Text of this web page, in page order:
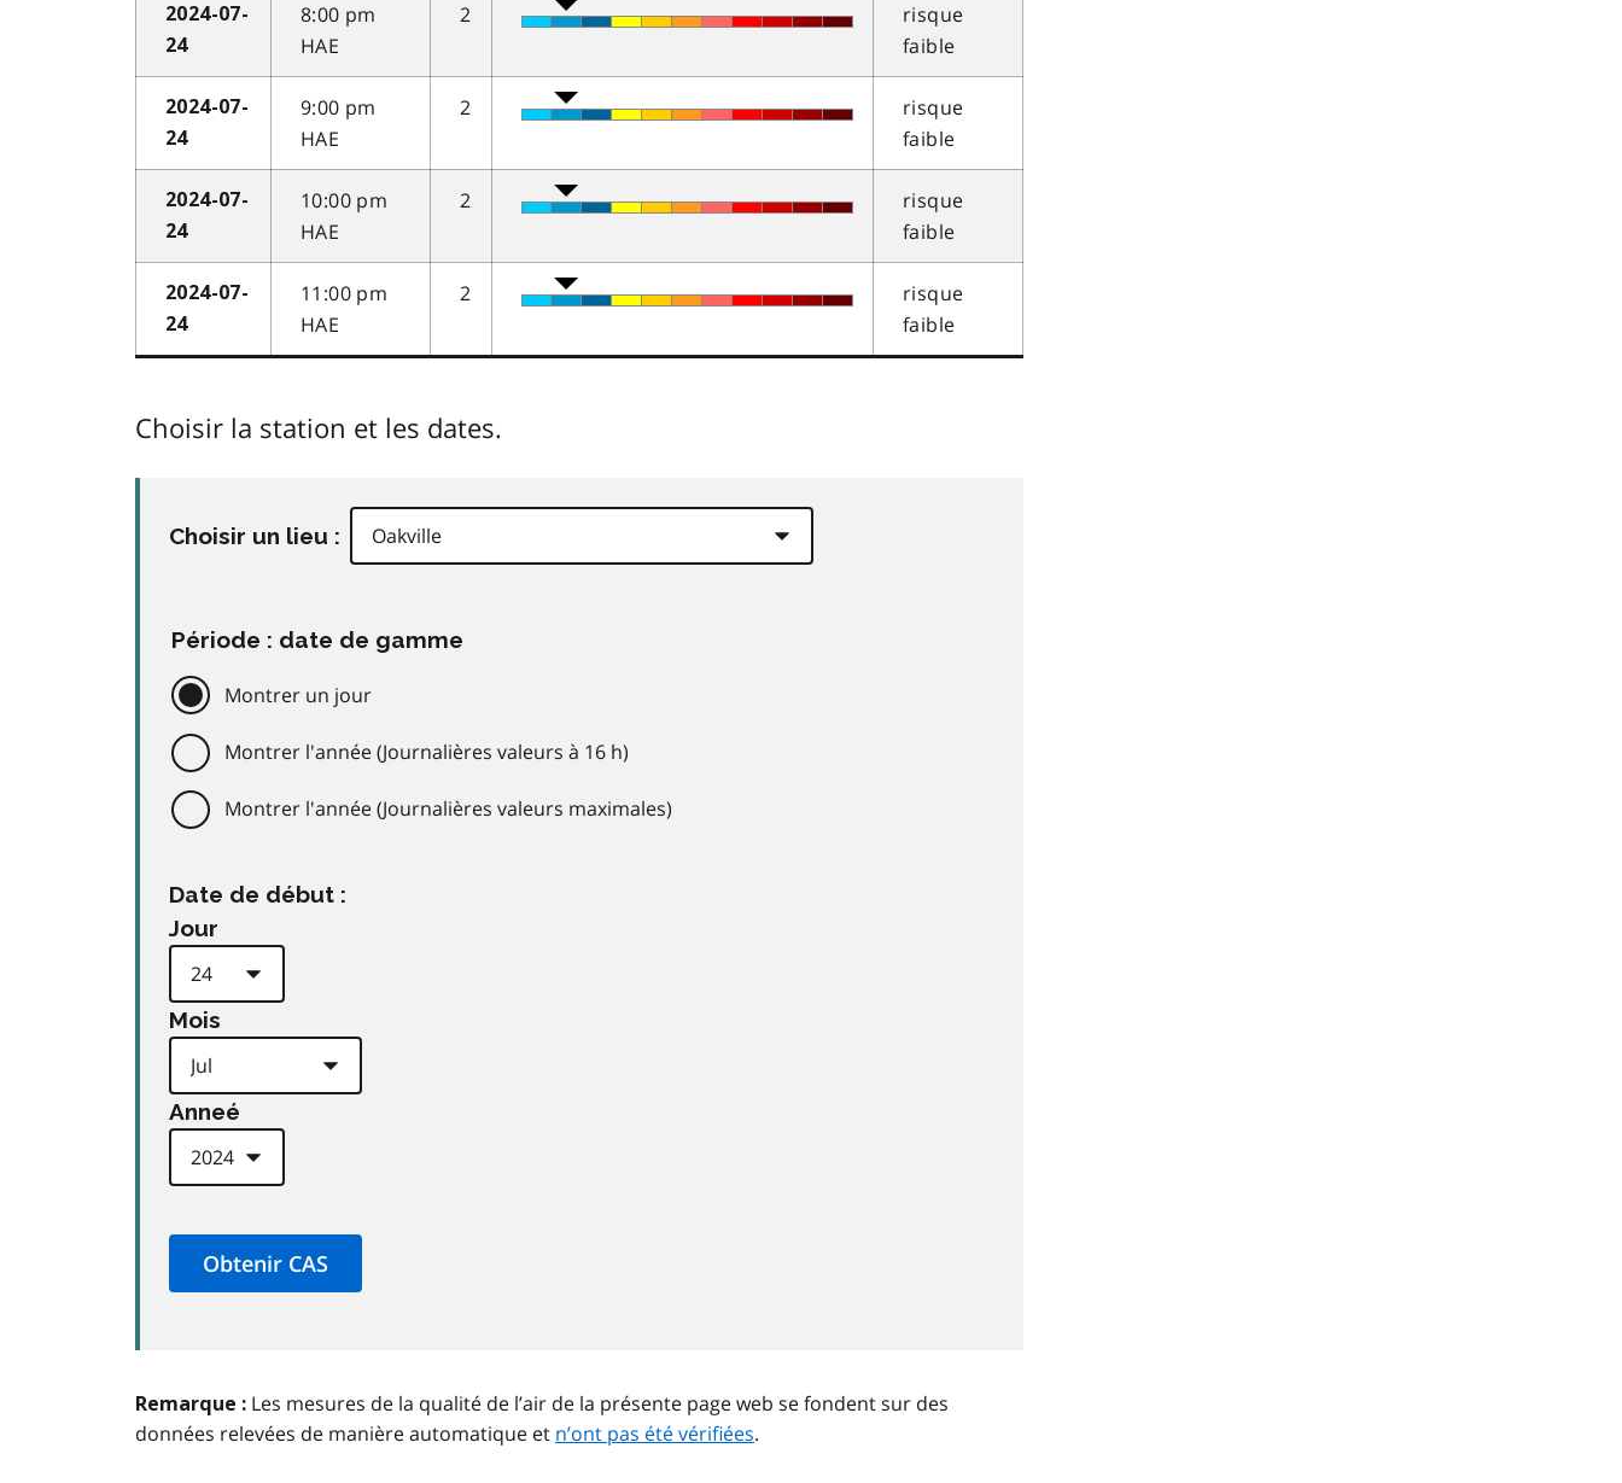
2024-07-
24
8:00 pm
HAE
2
risque
faible
2024-07-
24
9:00 pm
HAE
2
risque
faible
2024-07-
24
10:00 pm
HAE
2
risque
faible
2024-07-
24
11:00 pm
HAE
2
risque
faible
Choisir la station et les dates.
Choisir un lieu :
Période : date de gamme
Montrer un jour
Montrer l'année (Journalières valeurs à 16 h)
Montrer l'année (Journalières valeurs maximales)
Date de début :
Jour
Mois
Anneé
Remarque : Les mesures de la qualité de l’air de la présente page web se fondent sur des
données relevées de manière automatique et n’ont pas été vérifiées.